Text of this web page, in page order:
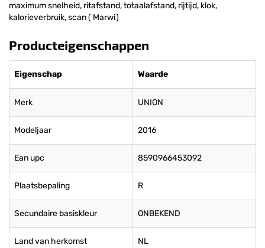
maximum snelheid, ritafstand, totaalafstand, rijtijd, klok,
kalorieverbruik, scan ( Marwi)
Producteigenschappen
Eigenschap Waarde
Merk UNION
Modeljaar 2016
Ean upc 8590966453092
Plaatsbepaling R
Secundaire basiskleur ONBEKEND
Land van herkomst NL